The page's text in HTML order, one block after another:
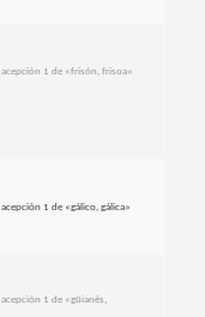
acepción 1 de «frisón, frisoa»
acepción 1 de «gálico, gálica»
acepción 1 de «güianés,